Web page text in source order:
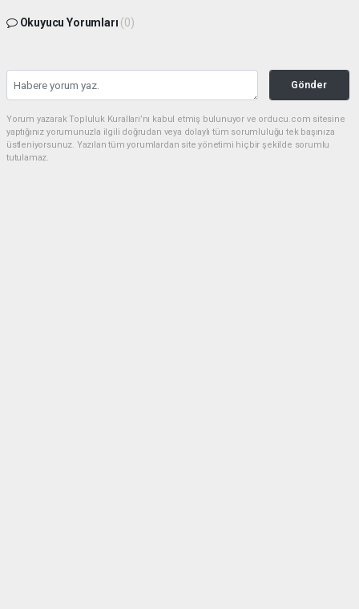
Okuyucu Yorumları (0)
Gönder
Yorum yazarak Topluluk Kuralları’nı kabul etmiş bulunuyor ve orducu.com sitesine
yaptığınız yorumunuzla ilgili doğrudan veya dolaylı tüm sorumluluğu tek başınıza
üstleniyorsunuz. Yazılan tüm yorumlardan site yönetimi hiçbir şekilde sorumlu
tutulamaz.